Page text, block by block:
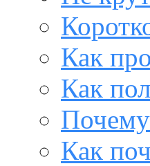
Как
Как
Как